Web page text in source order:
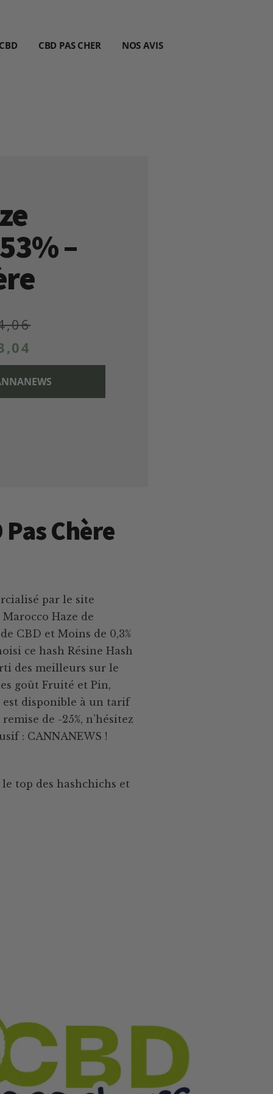
CBD PAS CHER NOS AVIS
–
Chère
par le site
Haze de
CBD et Moins de 0,3%
ce hash Résine Hash
des meilleurs sur le
goût Fruité et Pin,
est disponible à un tarif
de -25%, n’hésitez
: CANNANEWS !
top des hashchichs et